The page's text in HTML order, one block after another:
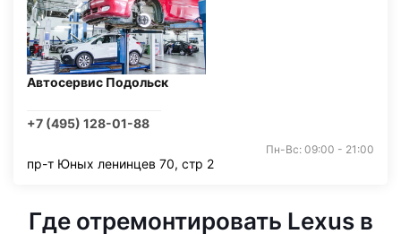
Автосервис Подольск
+7 (495) 128-01-88
Пн-Вс: 09:00 - 21:00
пр-т Юных ленинцев 70, стр 2
Где отремонтировать Lexus в